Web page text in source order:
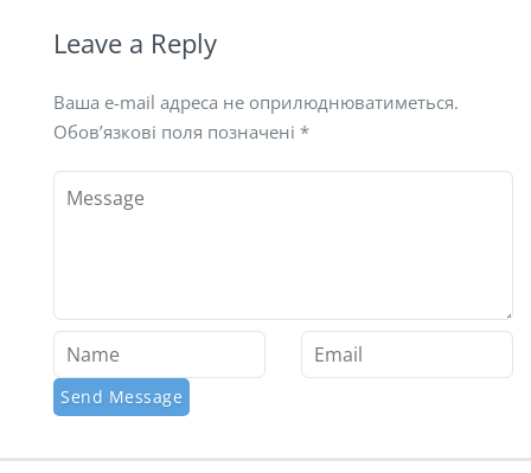
Leave a Reply
Ваша e-mail адреса не оприлюднюватиметься.
Обов’язкові поля позначені *